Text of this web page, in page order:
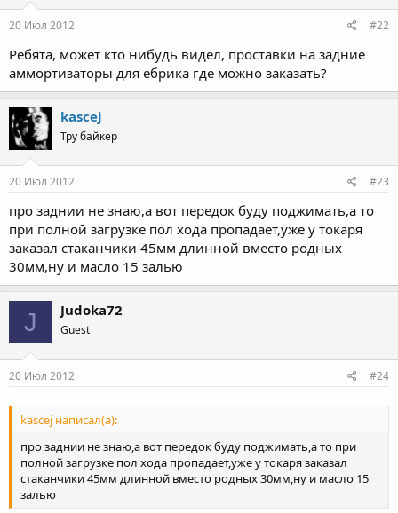
20 Июл 2012 #22
Ребята, может кто нибудь видел, проставки на задние
аммортизаторы для ебрика где можно заказать?
kascej
Тру байкер
20 Июл 2012 #23
про заднии не знаю,а вот передок буду поджимать,а то
при полной загрузке пол хода пропадает,уже у токаря
заказал стаканчики 45мм длинной вместо родных
30мм,ну и масло 15 залью
J Judoka72
Guest
20 Июл 2012 #24
kascej написал(а):
про заднии не знаю,а вот передок буду поджимать,а то при
полной загрузке пол хода пропадает,уже у токаря заказал
стаканчики 45мм длинной вместо родных 30мм,ну и масло 15
залью